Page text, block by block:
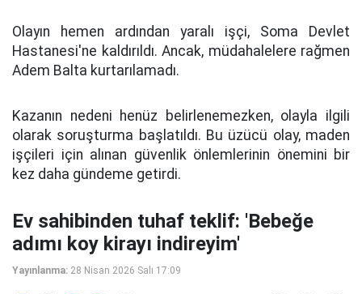
Olayın hemen ardından yaralı işçi, Soma Devlet
Hastanesi'ne kaldırıldı. Ancak, müdahalelere rağmen
Adem Balta kurtarılamadı.
Kazanın nedeni henüz belirlenemezken, olayla ilgili
olarak soruşturma başlatıldı. Bu üzücü olay, maden
işçileri için alınan güvenlik önlemlerinin önemini bir
kez daha gündeme getirdi.
Ev sahibinden tuhaf teklif: 'Bebeğe
adımı koy kirayı indireyim'
Yayınlanma: 28 Nisan 2026 Salı 17:09